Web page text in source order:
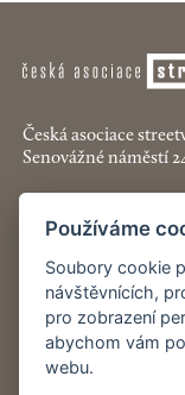
Česká asociace
Senovážné náměstí
+420 774 913 777
Nastavení cookies
Restartshop.cz
Používáme
Soubory cookie
návštěvnících,
pro zobrazení
abychom vám
webu.